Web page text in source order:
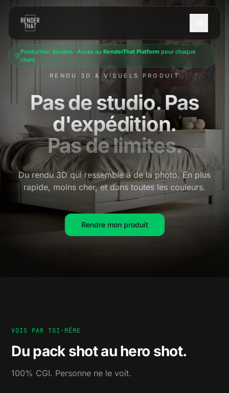
Aller au contenu principal
Production durable · Accès au RenderThat Platformpour chaque
client
RENDU 3D & VISUELS PRODUIT
Pas de studio.Pas
d'expédition.
Pas de limites.
Du rendu 3D qui ressemble à de la photo. En plus
rapide, moins cher, et dans toutes les couleurs.
Rendre mon produit
VOIS PAR TOI-MÊME
Du pack shot au hero shot.
100% CGI. Personne ne le voit.